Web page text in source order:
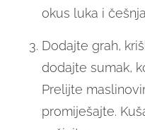
okus luka i
Dodajte grah,
dodajte sumak,
Prelijte
promiješajte.